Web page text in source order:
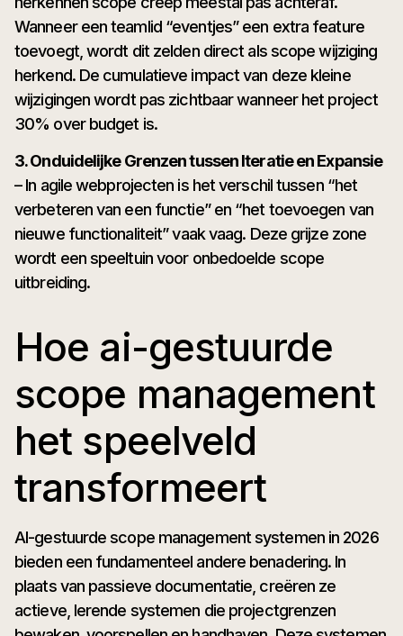
Wanneer een teamlid “eventjes” een extra feature
toevoegt, wordt dit zelden direct als scope wijziging
herkend. De cumulatieve impact van deze kleine
wijzigingen wordt pas zichtbaar wanneer het project
30% over budget is.
3. Onduidelijke Grenzen tussen Iteratie en Expansie
– In agile webprojecten is het verschil tussen “het
verbeteren van een functie” en “het toevoegen van
nieuwe functionaliteit” vaak vaag. Deze grijze zone
wordt een speeltuin voor onbedoelde scope
uitbreiding.
Hoe ai-gestuurde
scope management
het speelveld
transformeert
AI-gestuurde scope management systemen in 2026
bieden een fundamenteel andere benadering. In
plaats van passieve documentatie, creëren ze
actieve, lerende systemen die projectgrenzen